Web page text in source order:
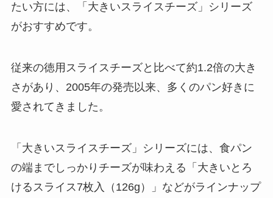
たい方には、「大きいスライスチーズ」シリーズ
がおすすめです。
従来の徳用スライスチーズと比べて約1.2倍の大き
さがあり、2005年の発売以来、多くのパン好きに
愛されてきました。
「大きいスライスチーズ」シリーズには、食パン
の端までしっかりチーズが味わえる「大きいとろ
けるスライス7枚入（126g）」などがラインナップ